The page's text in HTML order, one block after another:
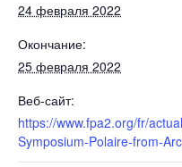
24 февраля 2022
Окончание:
25 февраля 2022
Веб-сайт:
https://www.fpa2.org/fr/
Symposium-Polaire-from-